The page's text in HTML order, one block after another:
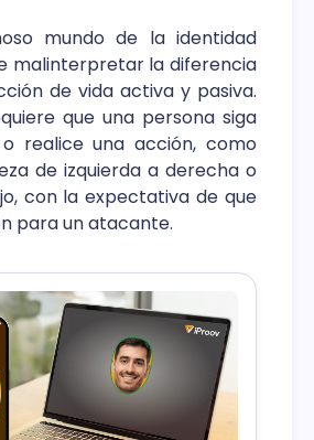
mundo de la identidad
malinterpretar la diferencia
de vida activa y pasiva.
que una persona siga
realice una acción, como
de izquierda a derecha o
con la expectativa de que
para un atacante.